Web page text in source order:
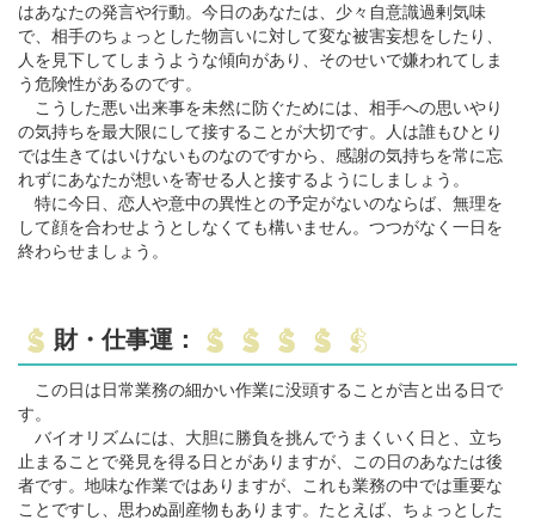
はあなたの発言や行動。今日のあなたは、少々自意識過剰気味
で、相手のちょっとした物言いに対して変な被害妄想をしたり、
人を見下してしまうような傾向があり、そのせいで嫌われてしま
う危険性があるのです。
こうした悪い出来事を未然に防ぐためには、相手への思いやり
の気持ちを最大限にして接することが大切です。人は誰もひとり
では生きてはいけないものなのですから、感謝の気持ちを常に忘
れずにあなたが想いを寄せる人と接するようにしましょう。
特に今日、恋人や意中の異性との予定がないのならば、無理を
して顔を合わせようとしなくても構いません。つつがなく一日を
終わらせましょう。
財・仕事運：
この日は日常業務の細かい作業に没頭することが吉と出る日で
す。
バイオリズムには、大胆に勝負を挑んでうまくいく日と、立ち
止まることで発見を得る日とがありますが、この日のあなたは後
者です。地味な作業ではありますが、これも業務の中では重要な
ことですし、思わぬ副産物もあります。たとえば、ちょっとした